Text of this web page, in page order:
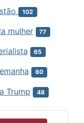
102
mulher 77
65
60
Trump 48